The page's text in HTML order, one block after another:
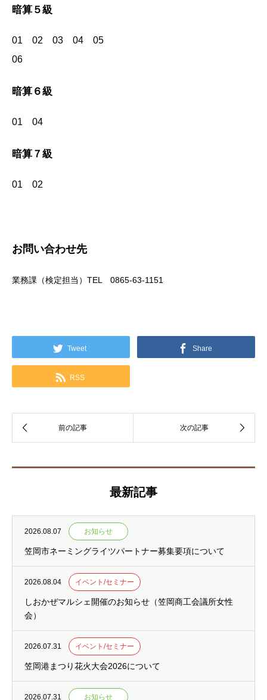
暗算５級
01 02 03 04 05
06
暗算６級
01 04
暗算７級
01 02
お問い合わせ先
業務課（検定担当）TEL 0865-63-1151
Tweet Share
RSS
最新記事
2026.08.07 お知らせ
笠岡市ネーミングライツパートナー募集要項について
2026.08.04 イベント/セミナー
しおかぜマルシェ開催のお知らせ（笠岡商工会議所女性
会）
2026.07.31 イベント/セミナー
笠岡港まつり花火大会2026について
2026.07.31 お知らせ